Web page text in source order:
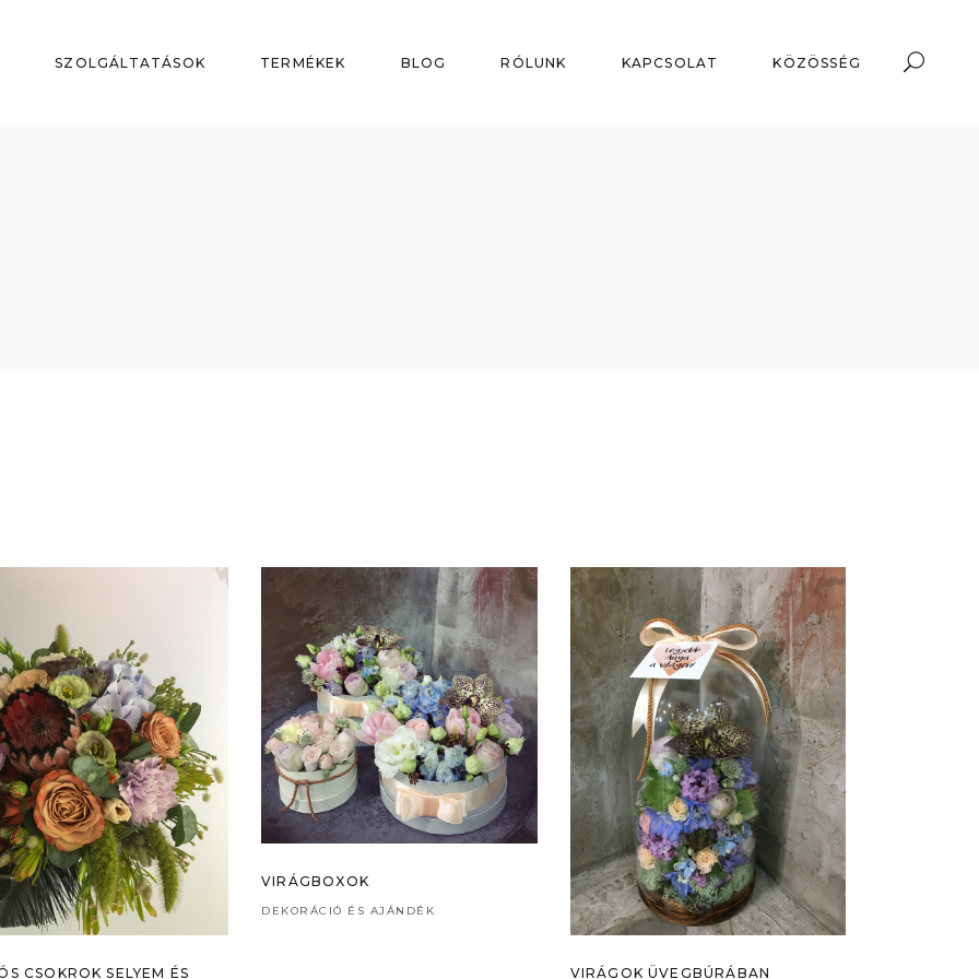
SZOLGÁLTATÁSOK TERMÉKEK BLOG RÓLUNK KAPCSOLAT KÖZÖSSÉG
CSOKROK SELYEM ÉS
VIRÁGBOXOK
DEKORÁCIÓ ÉS AJÁNDÉK
VIRÁGOK ÜVEGBÚRÁBAN